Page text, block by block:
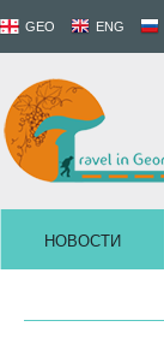
GEO ENG
НОВОСТИ